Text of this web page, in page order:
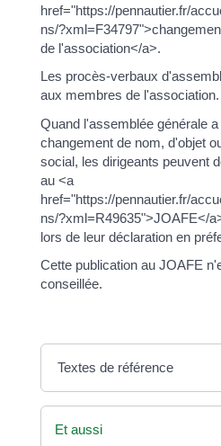
href="https://pennautier.fr/
ns/
de l'association</a>.
Les procès-verbaux
aux membres de l'association.
Quand l'assemblée générale
changement de nom, d'objet
social, les dirigeants peuvent
au <a
href="https://pennautier.fr/
ns/?xml=R49635">JOAFE</
lors de leur déclaration en
Cette publication au JOAFE
conseillée.
Textes de référence
Et aussi